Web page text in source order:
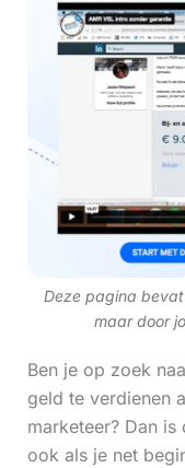
Deze pagina
maar door
Ben je op zoek
geld te verdienen
marketeer? Dan
ook als je net